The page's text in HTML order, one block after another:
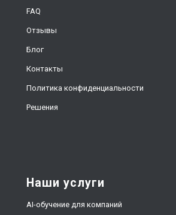
FAQ
Отзывы
Блог
Контакты
Политика конфиденциальности
Решения
Наши услуги
AI-обучение для компаний